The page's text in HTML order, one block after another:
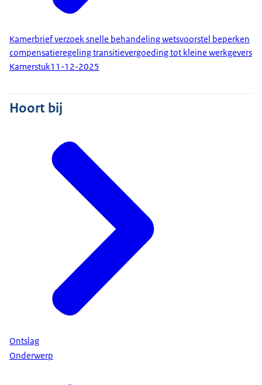
Kamerbrief verzoek snelle behandeling wetsvoorstel beperken
compensatieregeling transitievergoeding tot kleine werkgevers
Kamerstuk11-12-2025
Hoort bij
Ontslag
Onderwerp